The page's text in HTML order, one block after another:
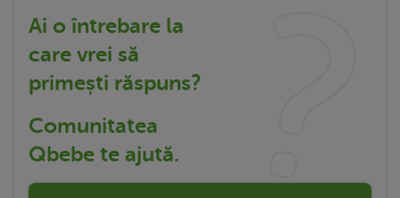
Ai o întrebare la
care vrei să
primești răspuns?
Comunitatea
Qbebe te ajută.